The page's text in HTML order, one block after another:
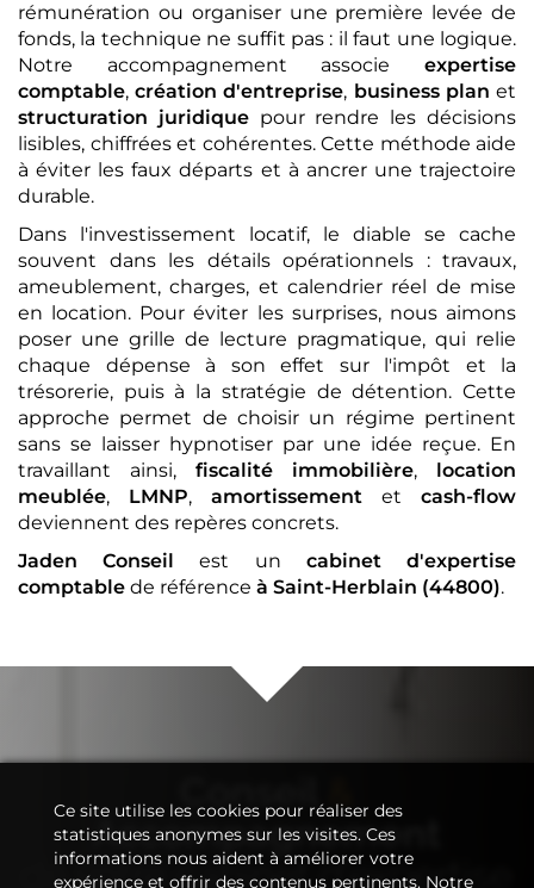
rémunération ou organiser une première levée de
fonds, la technique ne suffit pas : il faut une logique.
Notre accompagnement associe expertise
comptable,création d'entreprise, business plan et
structuration juridiquepour rendre les décisions
lisibles, chiffrées et cohérentes. Cette méthode aide
à éviter les faux départs et à ancrer une trajectoire
durable.
Dans l'investissement locatif, le diable se cache
souvent dans les détails opérationnels : travaux,
ameublement, charges, et calendrier réel de mise
en location. Pour éviter les surprises, nous aimons
poser une grille de lecture pragmatique, qui relie
chaque dépense à son effet sur l'impôt et la
trésorerie, puis à la stratégie de détention. Cette
approche permet de choisir un régime pertinent
sans se laisser hypnotiser par une idée reçue. En
travaillant ainsi, fiscalité immobilière,
location
meublée, LMNP, amortissement et cash-flow
deviennent des repères concrets.
Jaden Conseil
est un cabinet d'expertise
comptable de référence à Saint-Herblain (44800).
Conseil &
Accompagnement
de votrecabinet d'expertise
Ce site utilise les cookies pour réaliser des
statistiques anonymes sur les visites. Ces
informations nous aident à améliorer votre
expérience et offrir des contenus pertinents. Notre